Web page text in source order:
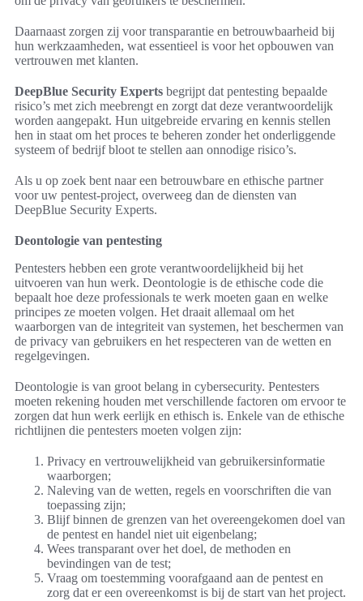
Daarnaast zorgen zij voor transparantie en betrouwbaarheid bij
hun werkzaamheden, wat essentieel is voor het opbouwen van
vertrouwen met klanten.
DeepBlue Security Experts begrijpt dat pentesting bepaalde
risico’s met zich meebrengt en zorgt dat deze verantwoordelijk
worden aangepakt. Hun uitgebreide ervaring en kennis stellen
hen in staat om het proces te beheren zonder het onderliggende
systeem of bedrijf bloot te stellen aan onnodige risico’s.
Als u op zoek bent naar een betrouwbare en ethische partner
voor uw pentest-project, overweeg dan de diensten van
DeepBlue Security Experts.
Deontologie van pentesting
Pentesters hebben een grote verantwoordelijkheid bij het
uitvoeren van hun werk. Deontologie is de ethische code die
bepaalt hoe deze professionals te werk moeten gaan en welke
principes ze moeten volgen. Het draait allemaal om het
waarborgen van de integriteit van systemen, het beschermen van
de privacy van gebruikers en het respecteren van de wetten en
regelgevingen.
Deontologie is van groot belang in cybersecurity. Pentesters
moeten rekening houden met verschillende factoren om ervoor te
zorgen dat hun werk eerlijk en ethisch is. Enkele van de ethische
richtlijnen die pentesters moeten volgen zijn:
Privacy en vertrouwelijkheid van gebruikersinformatie
waarborgen;
Naleving van de wetten, regels en voorschriften die van
toepassing zijn;
Blijf binnen de grenzen van het overeengekomen doel van
de pentest en handel niet uit eigenbelang;
Wees transparant over het doel, de methoden en
bevindingen van de test;
Vraag om toestemming voorafgaand aan de pentest en
zorg dat er een overeenkomst is bij de start van het project.